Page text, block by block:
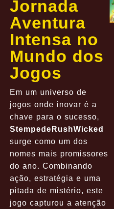
Jornada
Aventura
Intensa no
Mundo dos
Jogos
Em um universo de
jogos onde inovar é a
chave para o sucesso,
StempedeRushWicked
surge como um dos
nomes mais promissores
do ano. Combinando
ação, estratégia e uma
pitada de mistério, este
jogo capturou a atenção